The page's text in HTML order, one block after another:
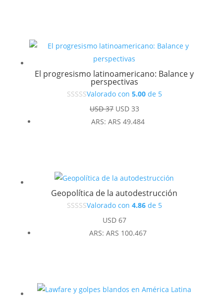
El progresismo latinoamericano: Balance y
perspectivas
Valorado con 5.00de 5
USD37 El
precio
USD33El
precio
ARS: ARS 49.484
Geopolítica de la autodestrucción
Valorado con 4.86de 5
USD67
ARS: ARS 100.467